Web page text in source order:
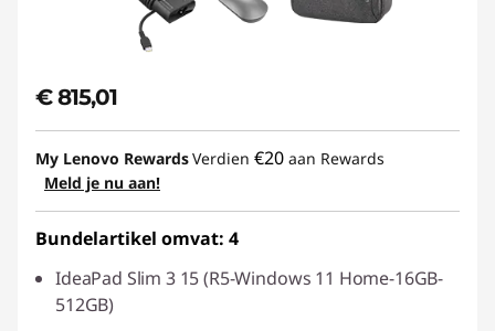
€ 815,01
My Lenovo RewardsVerdien €20 aan Rewards
Meld je nu aan!
Bundelartikel omvat: 4
IdeaPad Slim 3 15 (R5-Windows 11 Home-16GB-
512GB)